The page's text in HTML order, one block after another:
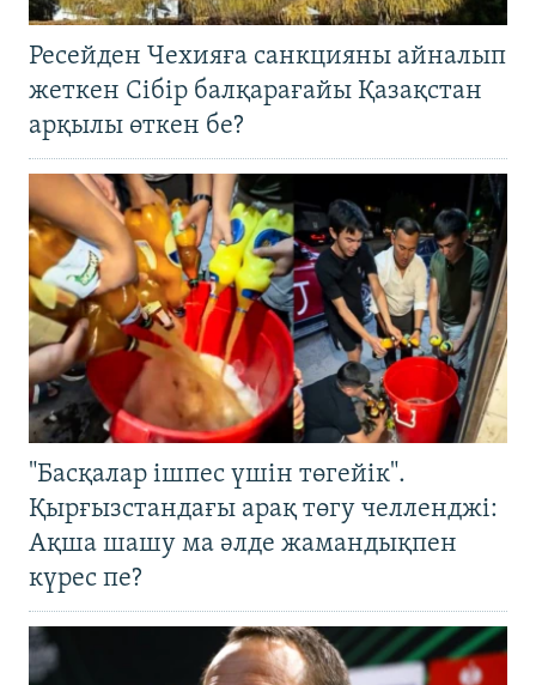
Ресейден Чехияға санкцияны айналып
жеткен Сібір балқарағайы Қазақстан
арқылы өткен бе?
"Басқалар ішпес үшін төгейік".
Қырғызстандағы арақ төгу челленджі:
Ақша шашу ма әлде жамандықпен
күрес пе?